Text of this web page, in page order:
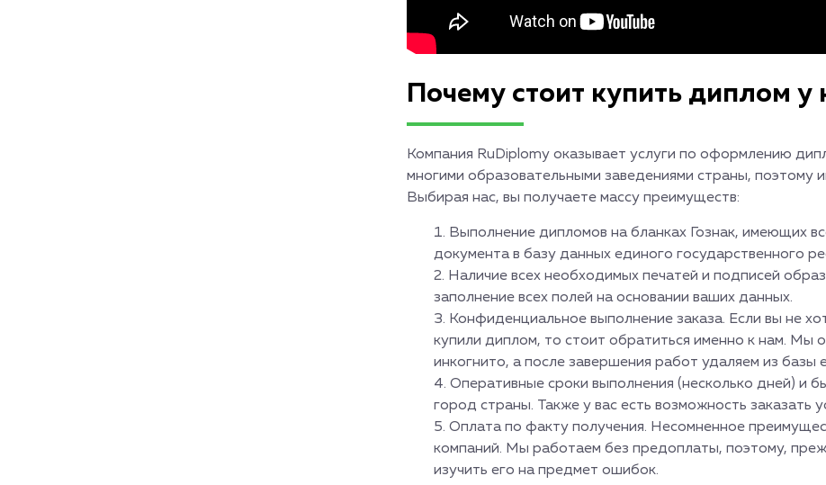
Почему стоит купить диплом у
Компания RuDiplomy оказывает услуги по оформлению
многими образовательными заведениями страны, поэтому
Выбирая нас, вы получаете массу преимуществ:
Выполнение дипломов на бланках Гознак, имеющих
документа в базу данных единого государственного
Наличие всех необходимых печатей и подписей
заполнение всех полей на основании ваших данных.
Конфиденциальное выполнение заказа. Если вы не
купили диплом, то стоит обратиться именно к нам. Мы
инкогнито, а после завершения работ удаляем из базы
Оперативные сроки выполнения (несколько дней) и
город страны. Также у вас есть возможность заказать
Оплата по факту получения. Несомненное
компаний. Мы работаем без предоплаты, поэтому,
изучить его на предмет ошибок.